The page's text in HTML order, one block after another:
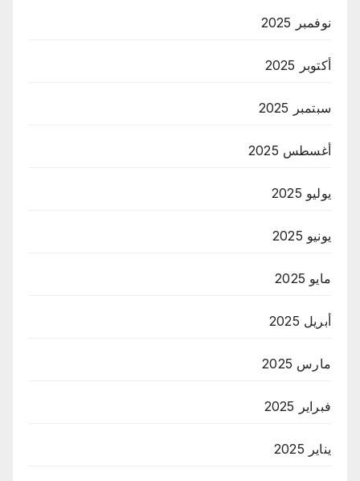
نوفمبر 2025
أكتوبر 2025
سبتمبر 2025
أغسطس 2025
يوليو 2025
يونيو 2025
مايو 2025
أبريل 2025
مارس 2025
فبراير 2025
يناير 2025